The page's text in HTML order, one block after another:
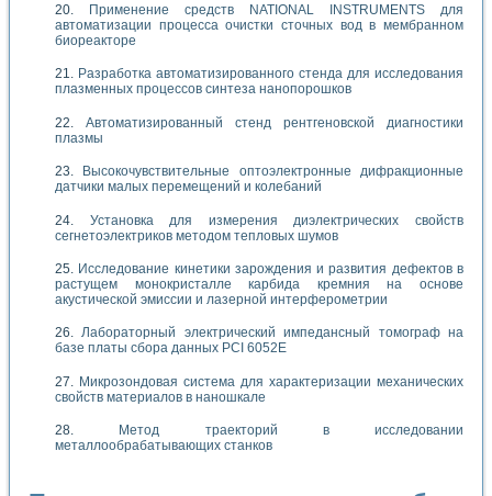
Применение средств NATIONAL INSTRUMENTS для
автоматизации процесса очистки сточных вод в мембранном
биореакторе
Разработка автоматизированного стенда для исследования
плазменных процессов синтеза нанопорошков
Автоматизированный стенд рентгеновской диагностики
плазмы
Высокочувствительные оптоэлектронные дифракционные
датчики малых перемещений и колебаний
Установка для измерения диэлектрических свойств
сегнетоэлектриков методом тепловых шумов
Исследование кинетики зарождения и развития дефектов в
растущем монокристалле карбида кремния на основе
акустической эмиссии и лазерной интерферометрии
Лабораторный электрический импедансный томограф на
базе платы сбора данных PCI 6052E
Микрозондовая система для характеризации механических
свойств материалов в наношкале
Метод траекторий в исследовании
металлообрабатывающих станков